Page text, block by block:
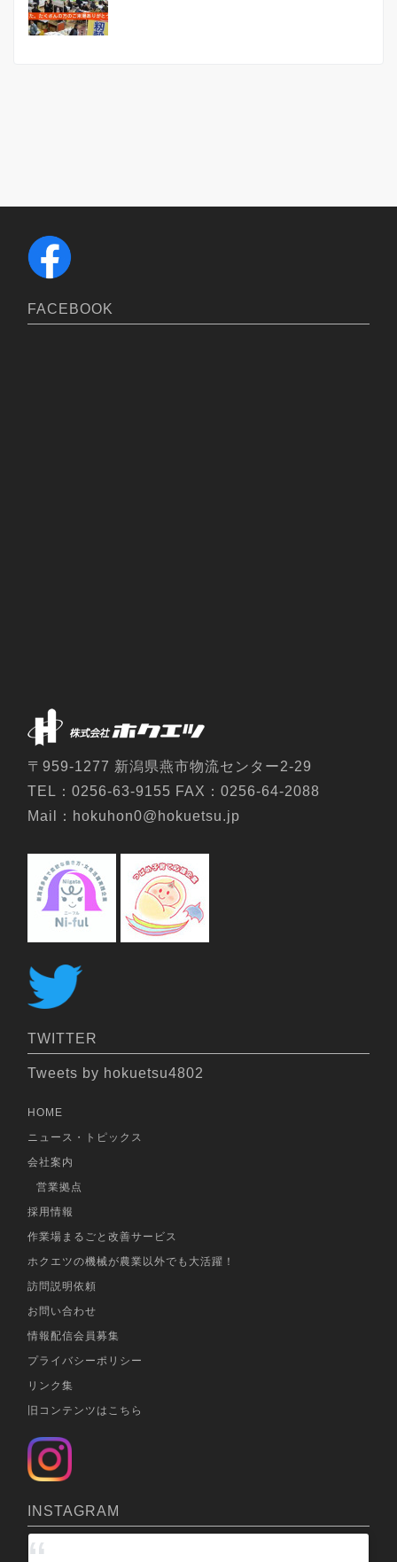
FACEBOOK
〒959-1277 新潟県燕市物流センター2-29
TEL：0256-63-9155 FAX：0256-64-2088
Mail：hokuhon0@hokuetsu.jp
TWITTER
Tweets by hokuetsu4802
HOME
ニュース・トピックス
会社案内
営業拠点
採用情報
作業場まるごと改善サービス
ホクエツの機械が農業以外でも大活躍！
訪問説明依頼
お問い合わせ
情報配信会員募集
プライバシーポリシー
リンク集
旧コンテンツはこちら
INSTAGRAM